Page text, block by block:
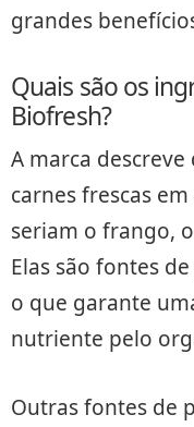
grandes
Quais são os
Biofresh?
A marca
carnes frescas
seriam o frango,
Elas são fontes
o que garante
nutriente pelo
Outras fontes de